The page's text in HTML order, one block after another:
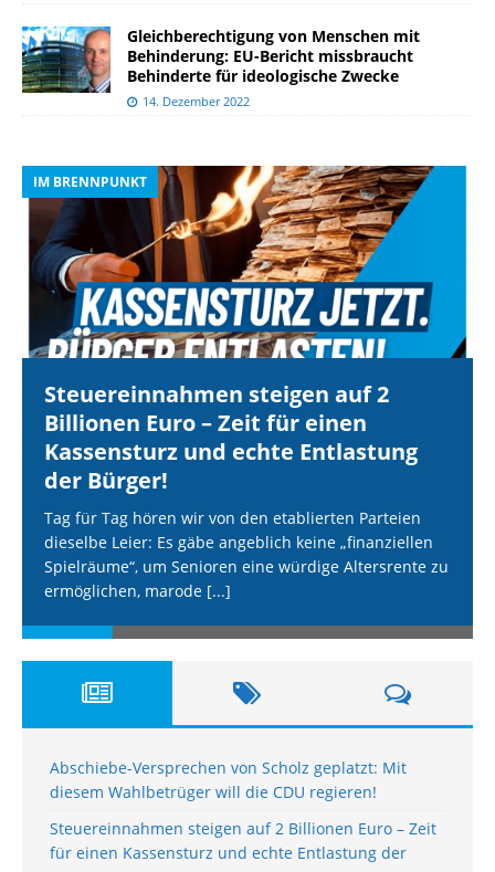
Gleichberechtigung von Menschen mit
Behinderung: EU-Bericht missbraucht
Behinderte für ideologische Zwecke
14. Dezember 2022
IM BRENNPUNKT
Steuereinnahmen steigen auf 2
Billionen Euro – Zeit für einen
Kassensturz und echte Entlastung
der Bürger!
Tag für Tag hören wir von den etablierten Parteien
dieselbe Leier: Es gäbe angeblich keine „finanziellen
Spielräume“, um Senioren eine würdige Altersrente zu
ermöglichen, marode [...]
Abschiebe-Versprechen von Scholz geplatzt: Mit
diesem Wahlbetrüger will die CDU regieren!
Steuereinnahmen steigen auf 2 Billionen Euro – Zeit
für einen Kassensturz und echte Entlastung der